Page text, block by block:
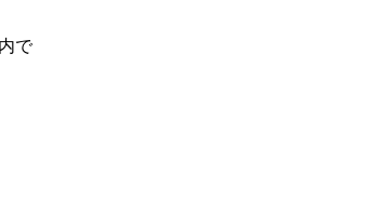
で